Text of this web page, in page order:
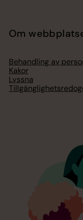
Om
Behandling av
Kakor
Lyssna